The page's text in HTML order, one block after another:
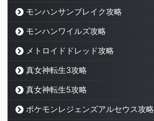
モンハンサンブレイク攻略
モンハンワイルズ攻略
メトロイドドレッド攻略
真女神転生3攻略
真女神転生5攻略
ポケモンレジェンズアルセウス攻略